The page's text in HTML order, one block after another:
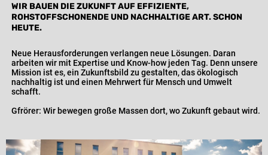
WIR BAUEN DIE ZUKUNFT AUF EFFIZIENTE,
ROHSTOFFSCHONENDE UND NACHHALTIGE ART. SCHON
HEUTE.
Neue Herausforderungen verlangen neue Lösungen. Daran
arbeiten wir mit Expertise und Know-how jeden Tag. Denn unsere
Mission ist es, ein Zukunftsbild zu gestalten, das ökologisch
nachhaltig ist und einen Mehrwert für Mensch und Umwelt
schafft.
Gfrörer: Wir bewegen große Massen dort, wo Zukunft gebaut wird.